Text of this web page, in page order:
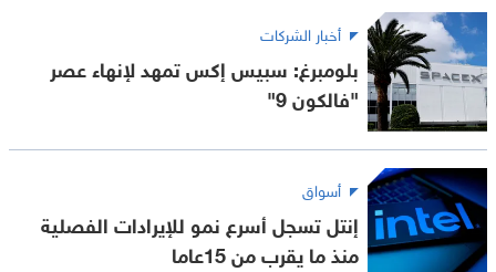
أخبار الشركات
بلومبرغ: سبيس إكس تمهد لإنهاء عصر
"فالكون 9"
أسواق
إنتل تسجل أسرع نمو للإيرادات الفصلية
منذ ما يقرب من 15عاما